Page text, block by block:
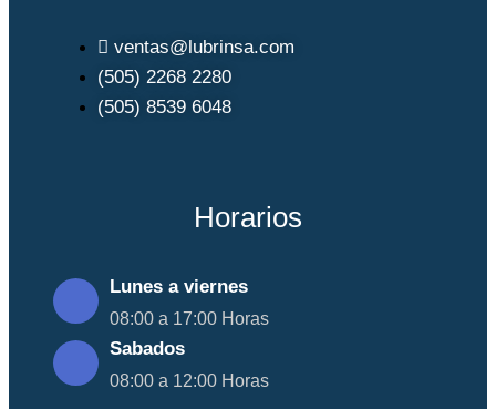
ventas@lubrinsa.com
(505) 2268 2280
(505) 8539 6048
Horarios
Lunes a viernes
08:00 a 17:00 Horas
Sabados
08:00 a 12:00 Horas